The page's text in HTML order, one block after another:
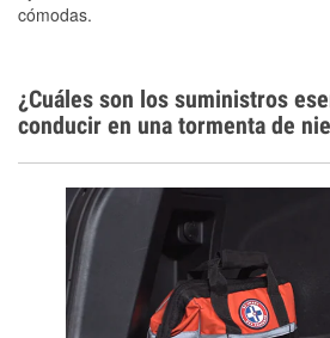
cómodas.
¿Cuáles son los suministros
conducir en una tormenta de